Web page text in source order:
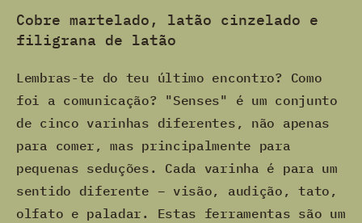
Cobre martelado, latão cinzelado e
filigrana de latão
Lembras-te do teu último encontro? Como
foi a comunicação? "Senses" é um conjunto
de cinco varinhas diferentes, não apenas
para comer, mas principalmente para
pequenas seduções. Cada varinha é para um
sentido diferente – visão, audição, tato,
olfato e paladar. Estas ferramentas são um